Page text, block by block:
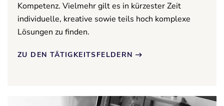
Kompetenz. Vielmehr gilt es in kürzester Zeit
individuelle, kreative sowie teils hoch komplexe
Lösungen zu finden.
ZU DEN TÄTIGKEITSFELDERN